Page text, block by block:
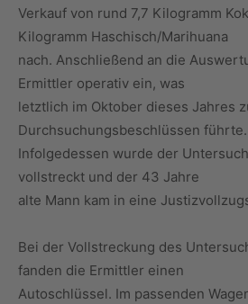
Verkauf von rund 7,7 Kilogramm
Kilogramm Haschisch/Marihuana
nach. Anschließend an die
Ermittler operativ ein, was
letztlich im Oktober dieses Jahres
Durchsuchungsbeschlüssen führte.
Infolgedessen wurde der
vollstreckt und der 43 Jahre
alte Mann kam in eine
Bei der Vollstreckung des
fanden die Ermittler einen
Autoschlüssel. Im passenden